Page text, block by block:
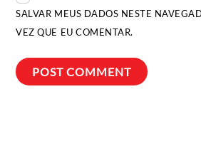
SALVAR MEUS DADOS NESTE
VEZ QUE EU COMENTAR.